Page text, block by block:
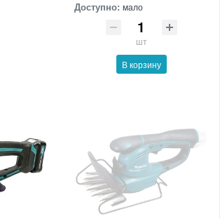
Доступно: мало
шт
В корзину